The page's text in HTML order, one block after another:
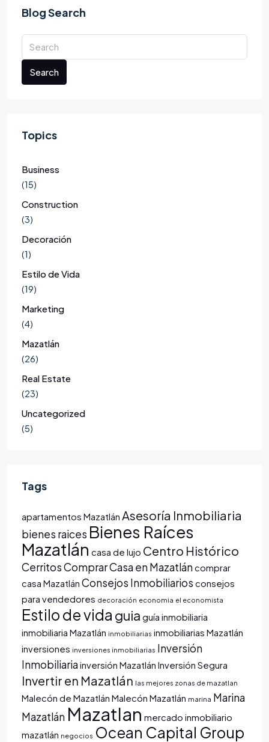
Blog Search
Search
Topics
Business
(15)
Construction
(3)
Decoración
(1)
Estilo de Vida
(19)
Marketing
(4)
Mazatlán
(26)
Real Estate
(23)
Uncategorized
(5)
Tags
apartamentos Mazatlán Asesoría Inmobiliaria
bienes raices Bienes Raíces
Mazatlán casa de lujo Centro Histórico
CerritosComprar Casa en Mazatláncomprar
casa Mazatlán Consejos Inmobiliarios consejos
para vendedores decoración economia el economista
Estilo de vida guia guía inmobiliaria
inmobiliaria Mazatlán inmobiliarias inmobiliarias Mazatlán
inversiones inversiones inmobiliarias Inversión
Inmobiliariainversión Mazatlán Inversión Segura
Invertir en Mazatlán las mejores zonas de mazatlan
Malecón de Mazatlán Malecón Mazatlán marina Marina
Mazatlán Mazatlan mercado inmobiliario
mazatlán negocios Ocean Capital Group